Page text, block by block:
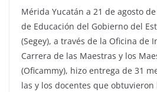
Mérida Yucatán a 21 de agosto
de Educación del Gobierno del
(Segey), a través de la Oficina de
Carrera de las Maestras y los
(Oficammy), hizo entrega de 31
las y los docentes que